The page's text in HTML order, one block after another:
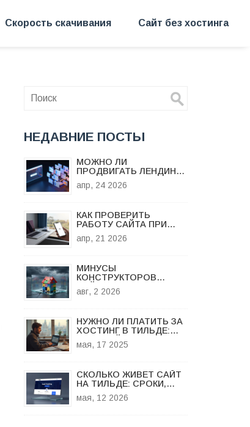
Скорость скачивания Сайт без хостинга
НЕДАВНИЕ ПОСТЫ
МОЖНО ЛИ
ПРОДВИГАТЬ ЛЕНДИНГ:
РЕАЛЬНО ЛИ ВЫВЕСТИ
ОДНОСТРАНИЧНИК В
апр, 24 2026
КАК ПРОВЕРИТЬ
РАБОТУ САЙТА ПРИ
СЛАБОМ ИНТЕРНЕТЕ:
ИНСТРУМЕНТЫ И
апр, 21 2026
МИНУСЫ
КОНСТРУКТОРОВ
САЙТОВ: КОГДА TILDA И
WIX ТОРМОЗЯТ ВАШ
авг, 2 2026
НУЖНО ЛИ ПЛАТИТЬ ЗА
ХОСТИНГ В ТИЛЬДЕ:
ЧЕСТНЫЙ РАЗБОР
мая, 17 2025
СКОЛЬКО ЖИВЕТ САЙТ
НА ТИЛЬДЕ: СРОКИ,
РИСКИ И ПЕРЕХОД НА
СВОЙ ХОСТИНГ
мая, 12 2026